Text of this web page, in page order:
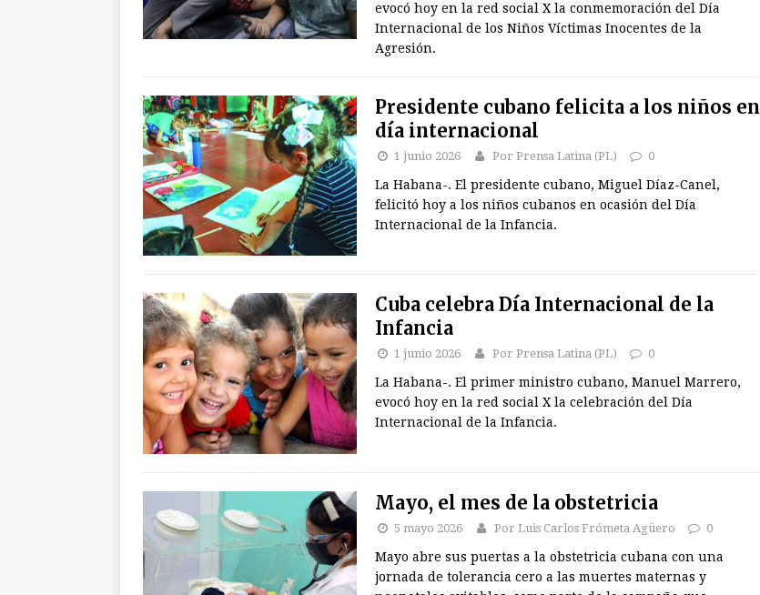
evocó hoy en la red social X la conmemoración del Día
Internacional de los Niños Víctimas Inocentes de la
Agresión.
Presidente cubano felicita a los niños en
día internacional
1 junio 2026 Por Prensa Latina (PL) 0
La Habana-. El presidente cubano, Miguel Díaz-Canel,
felicitó hoy a los niños cubanos en ocasión del Día
Internacional de la Infancia.
Cuba celebra Día Internacional de la
Infancia
1 junio 2026 Por Prensa Latina (PL) 0
La Habana-. El primer ministro cubano, Manuel Marrero,
evocó hoy en la red social X la celebración del Día
Internacional de la Infancia.
Mayo, el mes de la obstetricia
5 mayo 2026 Por Luis Carlos Frómeta Agüero 0
Mayo abre sus puertas a la obstetricia cubana con una
jornada de tolerancia cero a las muertes maternas y